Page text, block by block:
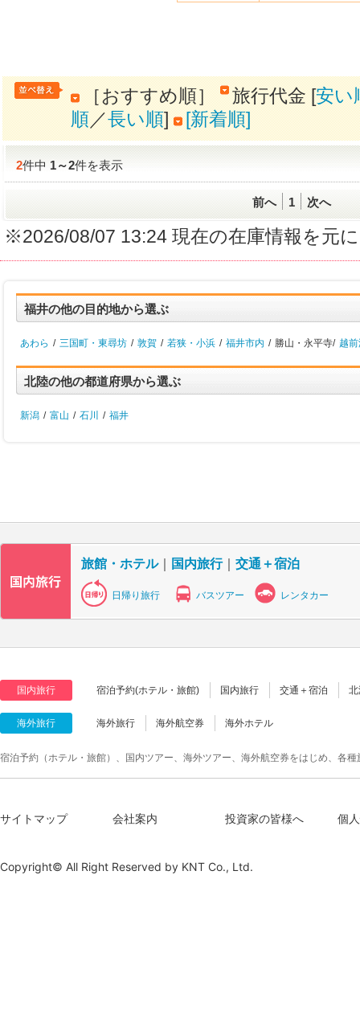
［おすすめ順］ 旅行代金 [安い
順／長い順] [新着順]
2件中1～2件を表示
前へ 1 次へ
※2026/08/07 13:24 現在の在庫情報を元
福井の他の目的地から選ぶ
あわら / 三国町・東尋坊 / 敦賀 / 若狭・小浜 / 福井市内 / 勝山・永平寺/ 越
北陸の他の都道府県から選ぶ
新潟 / 富山 / 石川 / 福井
旅館・ホテル｜ 国内旅行｜ 交通＋宿泊
日帰り旅行 バスツアー レンタカー
国内旅行 宿泊予約(ホテル・旅館) 国内旅行 交通＋宿泊
海外旅行 海外旅行 海外航空券 海外ホテル
宿泊予約（ホテル・旅館）、国内ツアー、海外ツアー、海外航空券をはじめ、各
サイトマップ 会社案内 投資家の皆様へ 個
Copyright© All Right Reserved by KNT Co., Ltd.